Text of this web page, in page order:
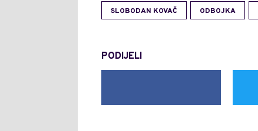
SLOBODAN KOVAČ ODBOJKA
PODIJELI